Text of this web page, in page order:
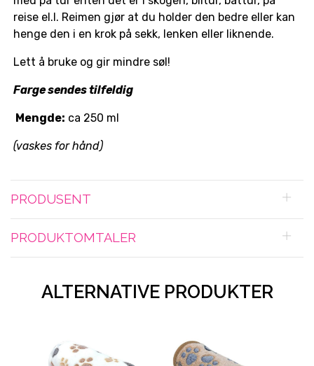
reise el.l. Reimen gjør at du holder den bedre eller kan
henge den i en krok på sekk, lenken eller liknende.
Lett å bruke og gir mindre søl!
Farge sendes tilfeldig
Mengde: ca 250 ml
(vaskes for hånd)
PRODUSENT
PRODUKTOMTALER
ALTERNATIVE PRODUKTER